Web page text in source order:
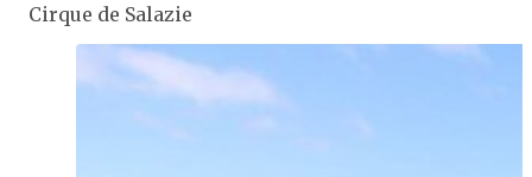
Cirque de Salazie